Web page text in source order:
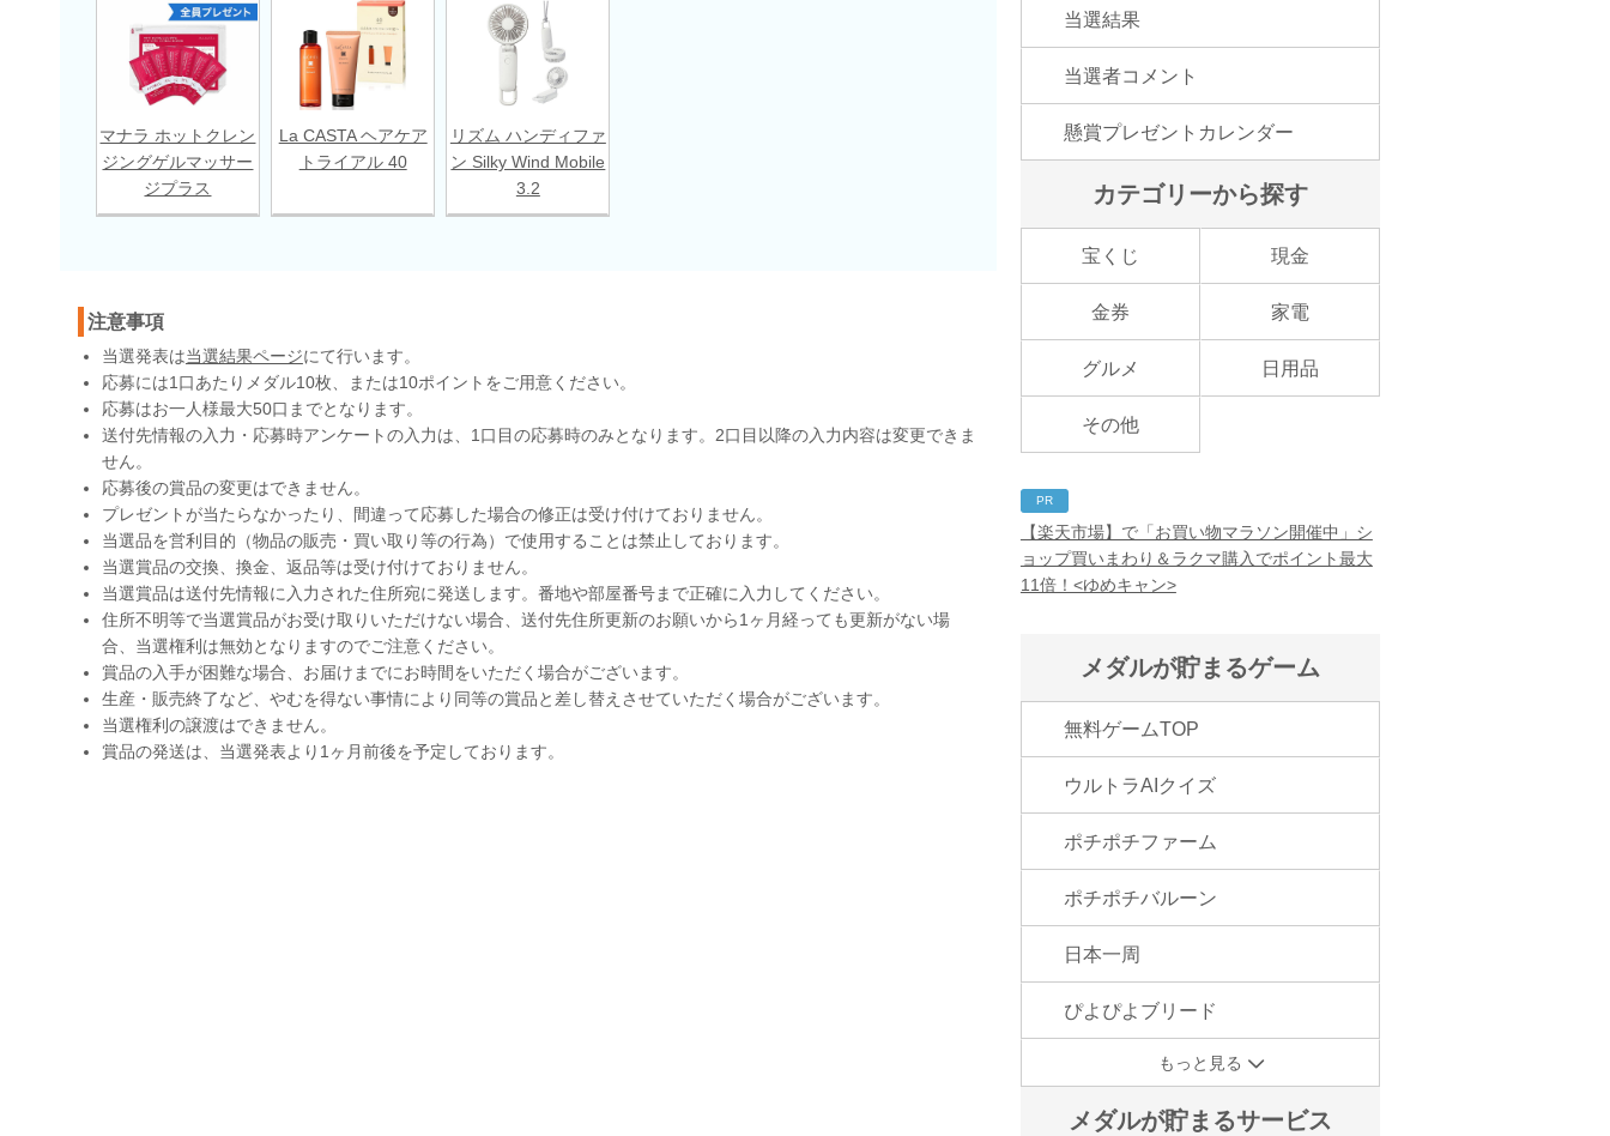
マナラ ホットクレン
ジングゲルマッサー
ジプラス
La CASTA ヘアケア
トライアル 40
リズム ハンディファ
ン Silky Wind Mobile
3.2
注意事項
当選発表は当選結果ページにて行います。
応募には1口あたりメダル10枚、または10ポイントをご用意ください。
応募はお一人様最大50口までとなります。
送付先情報の入力・応募時アンケートの入力は、1口目の応募時のみとなります。2口目以降の入力内容は変更できま
せん。
応募後の賞品の変更はできません。
プレゼントが当たらなかったり、間違って応募した場合の修正は受け付けておりません。
当選品を営利目的（物品の販売・買い取り等の行為）で使用することは禁止しております。
当選賞品の交換、換金、返品等は受け付けておりません。
当選賞品は送付先情報に入力された住所宛に発送します。番地や部屋番号まで正確に入力してください。
住所不明等で当選賞品がお受け取りいただけない場合、送付先住所更新のお願いから1ヶ月経っても更新がない場
合、当選権利は無効となりますのでご注意ください。
賞品の入手が困難な場合、お届けまでにお時間をいただく場合がございます。
生産・販売終了など、やむを得ない事情により同等の賞品と差し替えさせていただく場合がございます。
当選権利の譲渡はできません。
賞品の発送は、当選発表より1ヶ月前後を予定しております。
当選結果
当選者コメント
懸賞プレゼントカレンダー
カテゴリーから探す
宝くじ 現金
金券 家電
グルメ 日用品
その他
PR
【楽天市場】で「お買い物マラソン開催中」シ
ョップ買いまわり＆ラクマ購入でポイント最大
11倍！<ゆめキャン>
メダルが貯まるゲーム
無料ゲームTOP
ウルトラAIクイズ
ポチポチファーム
ポチポチバルーン
日本一周
ぴよぴよブリード
もっと見る
メダルが貯まるサービス